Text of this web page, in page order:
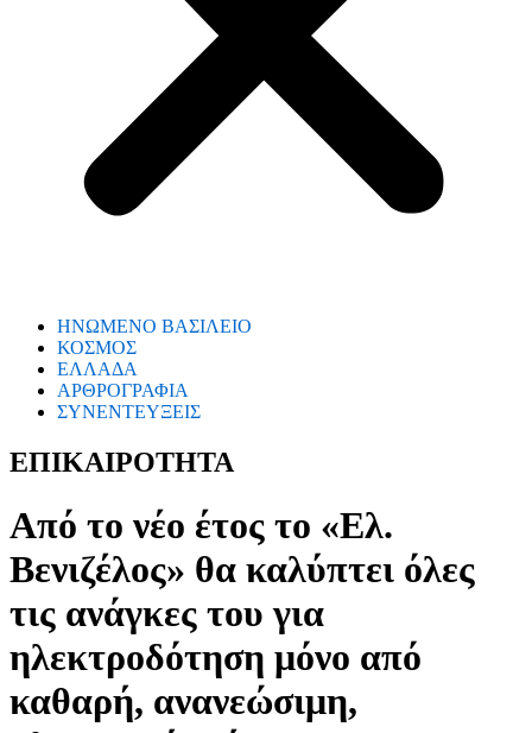
ΗΝΩΜΕΝΟ ΒΑΣΙΛΕΙΟ
ΚΟΣΜΟΣ
ΕΛΛΑΔΑ
ΑΡΘΡΟΓΡΑΦΙΑ
ΣΥΝΕΝΤΕΥΞΕΙΣ
ΕΠΙΚΑΙΡΟΤΗΤΑ
Από το νέο έτος το «Ελ.
Βενιζέλος» θα καλύπτει όλες
τις ανάγκες του για
ηλεκτροδότηση μόνο από
καθαρή, ανανεώσιμη,